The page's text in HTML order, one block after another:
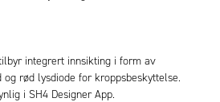
integrert innsikting i form av
rød lysdiode for kroppsbeskyttelse.
i SH4 Designer App.